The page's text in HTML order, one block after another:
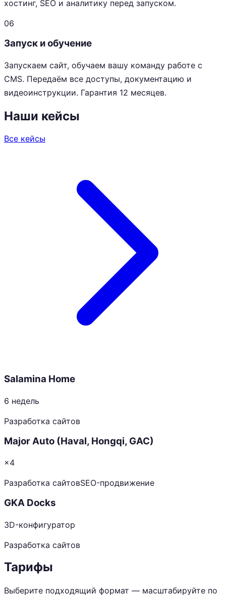
хостинг, SEO и аналитику перед запуском.
06
Запуск и обучение
Запускаем сайт, обучаем вашу команду работе с
CMS. Передаём все доступы, документацию и
видеоинструкции. Гарантия 12 месяцев.
Наши кейсы
Все кейсы
Salamina Home
6 недель
Разработка сайтов
Major Auto (Haval, Hongqi, GAC)
×4
Разработка сайтовSEO-продвижение
GKA Docks
3D-конфигуратор
Разработка сайтов
Тарифы
Выберите подходящий формат — масштабируйте по